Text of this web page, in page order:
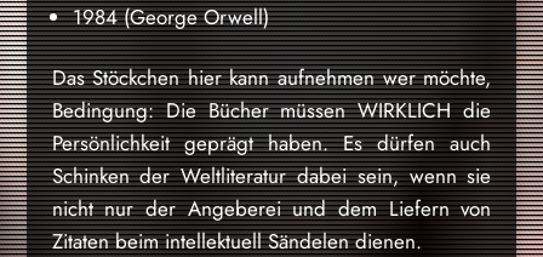
1984 (George Orwell)
Das Stöckchen hier kann aufnehmen wer möchte,
Bedingung: Die Bücher müssen WIRKLICH die
Persönlichkeit geprägt haben. Es dürfen auch
Schinken der Weltliteratur dabei sein, wenn sie
nicht nur der Angeberei und dem Liefern von
Zitaten beim intellektuell Sändelen dienen.